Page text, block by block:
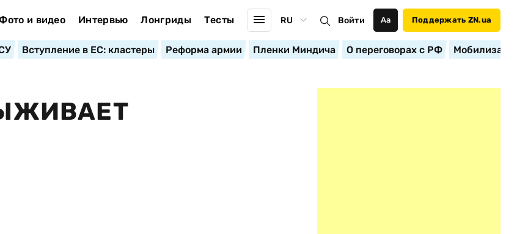
и видео Интервью Лонгриды Тесты RU Войти Аа Поддержать ZN.ua
Вступление в ЕС: кластеры Реформа армии Пленки Миндича О переговорах с РФ